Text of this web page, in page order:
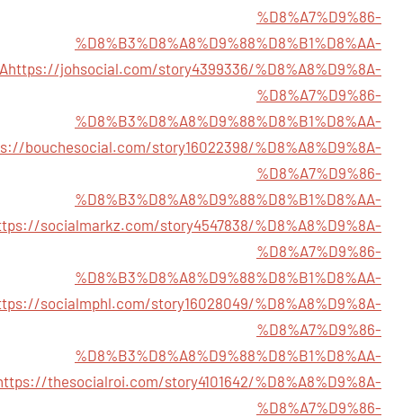
%D8%A7%D9%86-
%D8%B3%D8%A8%D9%88%D8%B1%D8%AA-
https://johsocial.com/story4399336/%D8%A8%D9%8A-
%D8%A7%D9%86-
%D8%B3%D8%A8%D9%88%D8%B1%D8%AA-
bouchesocial.com/story16022398/%D8%A8%D9%8A-
%D8%A7%D9%86-
%D8%B3%D8%A8%D9%88%D8%B1%D8%AA-
socialmarkz.com/story4547838/%D8%A8%D9%8A-
%D8%A7%D9%86-
%D8%B3%D8%A8%D9%88%D8%B1%D8%AA-
socialmphl.com/story16028049/%D8%A8%D9%8A-
%D8%A7%D9%86-
%D8%B3%D8%A8%D9%88%D8%B1%D8%AA-
thesocialroi.com/story4101642/%D8%A8%D9%8A-
%D8%A7%D9%86-